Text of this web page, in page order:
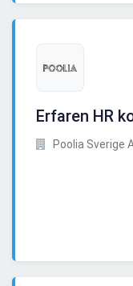
Erfaren HR
Poolia Sverige